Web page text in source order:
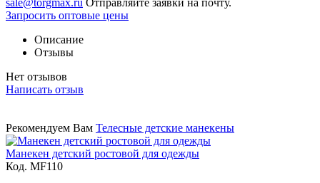
Запросить оптовые цены
Описание
Отзывы
Нет отзывов
Написать отзыв
Рекомендуем Вам Телесные детские манекены
Манекен детский ростовой для одежды
Код. MF110